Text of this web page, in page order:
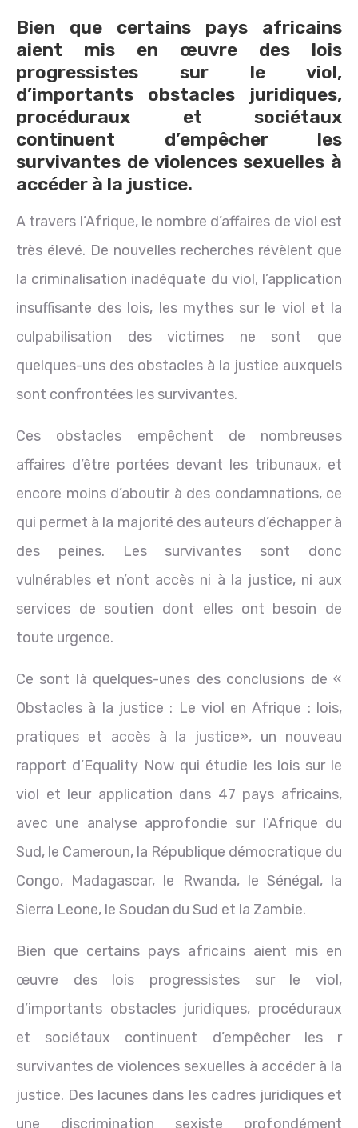
Bien que certains pays africains
aient mis en œuvre des lois
progressistes sur le viol,
d’importants obstacles juridiques,
procéduraux et sociétaux
continuent d’empêcher les
survivantes de violences sexuelles à
accéder à la justice.
A travers l’Afrique, le nombre d’affaires de viol est
très élevé. De nouvelles recherches révèlent que
la criminalisation inadéquate du viol, l’application
insuffisante des lois, les mythes sur le viol et la
culpabilisation des victimes ne sont que
quelques-uns des obstacles à la justice auxquels
sont confrontées les survivantes.
Ces obstacles empêchent de nombreuses
affaires d’être portées devant les tribunaux, et
encore moins d’aboutir à des condamnations, ce
qui permet à la majorité des auteurs d’échapper à
des peines. Les survivantes sont donc
vulnérables et n’ont accès ni à la justice, ni aux
services de soutien dont elles ont besoin de
toute urgence.
Ce sont là quelques-unes des conclusions de «
Obstacles à la justice : Le viol en Afrique : lois,
pratiques et accès à la justice», un nouveau
rapport d’Equality Now qui étudie les lois sur le
viol et leur application dans 47 pays africains,
avec une analyse approfondie sur l’Afrique du
Sud, le Cameroun, la République démocratique du
Congo, Madagascar, le Rwanda, le Sénégal, la
Sierra Leone, le Soudan du Sud et la Zambie.
Bien que certains pays africains aient mis en
œuvre des lois progressistes sur le viol,
d’importants obstacles juridiques, procéduraux
et sociétaux continuent d’empêcher les r
survivantes de violences sexuelles à accéder à la
justice. Des lacunes dans les cadres juridiques et
une discrimination sexiste profondément